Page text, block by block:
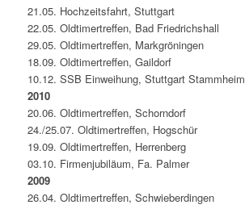
21.05. Hochzeitsfahrt, Stuttgart
22.05. Oldtimertreffen, Bad Friedrichshall
29.05. Oldtimertreffen, Markgröningen
18.09. Oldtimertreffen, Gaildorf
10.12. SSB Einweihung, Stuttgart Stammheim
2010
20.06. Oldtimertreffen, Schorndorf
24./25.07. Oldtimertreffen, Hogschür
19.09. Oldtimertreffen, Herrenberg
03.10. Firmenjubiläum, Fa. Palmer
2009
26.04. Oldtimertreffen, Schwieberdingen